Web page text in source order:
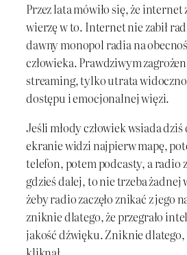
Przez lata mówiło się, że
wierzę w to. Internet nie zabił
dawny monopol radia na
człowieka. Prawdziwym
streaming, tylko utrata
dostępu i emocjonalnej więzi.
Jeśli młody człowiek wsiada
ekranie widzi najpierw mapę,
telefon, potem podcasty, a radio
gdzieś dalej, to nie trzeba
żeby radio zaczęło znikać z jego
zniknie dlatego, że przegrało
jakość dźwięku. Zniknie dlatego,